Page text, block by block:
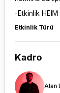
-Etkinlik
Etkinlik Türü
Kadro
Alan